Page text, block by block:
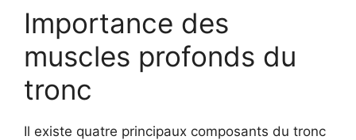
Importance des
muscles profonds du
tronc
Il existe quatre principaux composants du tronc